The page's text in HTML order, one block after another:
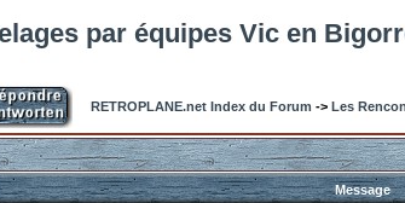
par équipes Vic en
RETROPLANE.net Index du Forum -> Les
Message